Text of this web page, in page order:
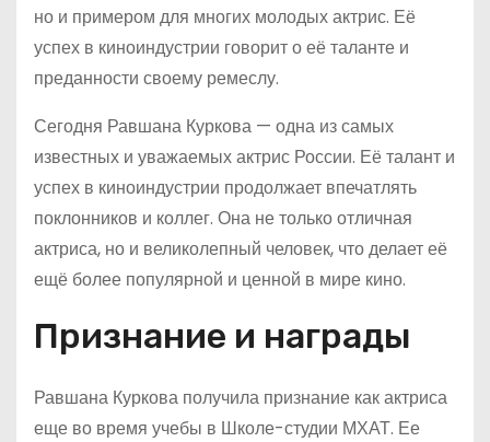
но и примером для многих молодых актрис. Её
успех в киноиндустрии говорит о её таланте и
преданности своему ремеслу.
Сегодня Равшана Куркова — одна из самых
известных и уважаемых актрис России. Её талант и
успех в киноиндустрии продолжает впечатлять
поклонников и коллег. Она не только отличная
актриса, но и великолепный человек, что делает её
ещё более популярной и ценной в мире кино.
Признание и награды
Равшана Куркова получила признание как актриса
еще во время учебы в Школе-студии МХАТ. Ее